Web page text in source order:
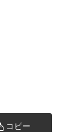
コピー